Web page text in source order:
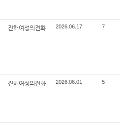
진해여성의전화 2026.06.17 7
진해여성의전화 2026.06.01 5